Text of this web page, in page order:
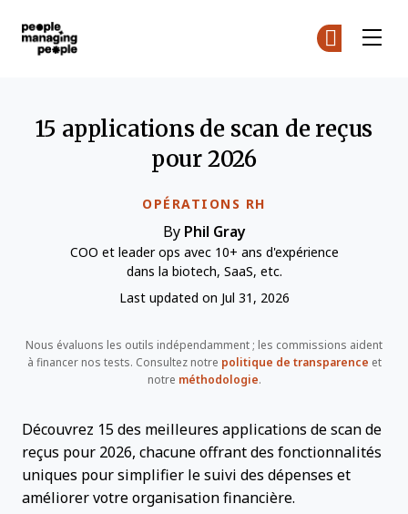
OPÉRATIONS RH
15 applications de scan de reçus
pour 2026
By Phil Gray
COO et leader ops avec 10+ ans d'expérience
dans la biotech, SaaS, etc.
Last updated on Jul 31, 2026
Nous évaluons les outils indépendamment ; les commissions aident
à financer nos tests. Consultez notre politique de transparence et
notre méthodologie.
Découvrez 15 des meilleures applications de scan de
reçus pour 2026, chacune offrant des fonctionnalités
uniques pour simplifier le suivi des dépenses et
améliorer votre organisation financière.